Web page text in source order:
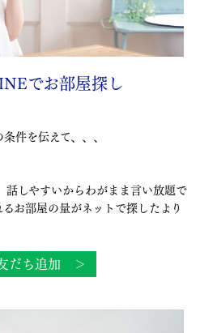
でお部屋探し
件を伝えて、、、
話しやすいからわがまま言い放題で
お部屋の量がネットで探したより
だち追加 ＞